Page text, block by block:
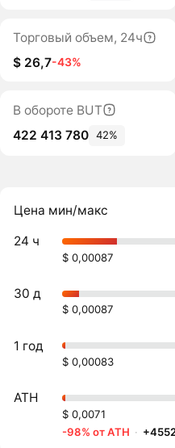
Торговый объем, 24ч
$ 26,7-43%
В обороте BUT
422 413 780 42%
Цена мин/макс
24 ч
$ 0,00087
30 д
$ 0,00087
1 год
$ 0,00083
ATH
$ 0,0071
-98% от ATH ·